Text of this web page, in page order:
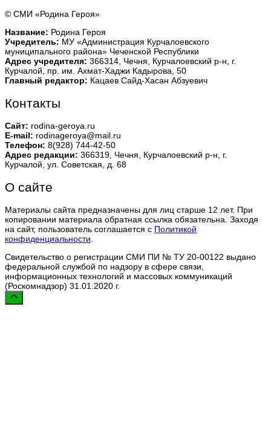
© СМИ «Родина Героя»
Название: Родина Героя
Учредитель: МУ «Администрация Курчалоевского
муниципального района» Чеченской Республики
Адрес учредителя: 366314, Чечня, Курчалоевский р-н, г.
Курчалой, пр. им. Ахмат-Хаджи Кадырова, 50
Главный редактор: Кацаев Сайд-Хасан Абзуевич
Контакты
Сайт: rodina-geroya.ru
E-mail: rodinageroya@mail.ru
Телефон: 8(928) 744-42-50
Адрес редакции: 366319, Чечня, Курчалоевский р-н, г.
Курчалой, ул. Советская, д. 68
О сайте
Материалы сайта предназначены для лиц старше 12 лет. При
копировании материала обратная ссылка обязательна. Заходя
на сайт, пользователь соглашается с Политикой
конфиденциальности